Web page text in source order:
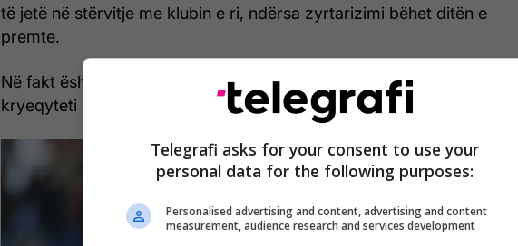
të jetë në stërvitje me klubin e ri, ndërsa zyrtarizimi bëhet ditën e
premte.
Në fakt është një rikthim i Ranierit në krye të skuadrës nga
kryeqyteti italian.
Telegrafi asks for your consent to use your
personal data for the following purposes:
Personalised advertising and content, advertising and content
measurement, audience research and services development